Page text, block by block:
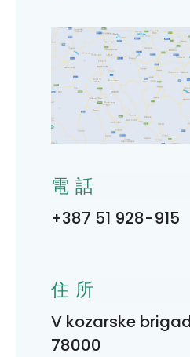
電話
+387 51 928-915
住所
V kozarske
78000